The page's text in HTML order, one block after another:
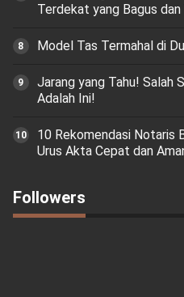
Terdekat yang Bagus
Model Tas Termahal di
Jarang yang Tahu! Salah
Adalah Ini!
10 Rekomendasi Notaris
Urus Akta Cepat dan
Followers